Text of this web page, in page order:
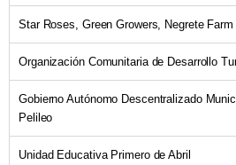
Star Roses, Green Growers, Negrete Farm
Organización Comunitaria de Desarrollo
Gobierno Autónomo Descentralizado
Pelileo
Unidad Educativa Primero de Abril